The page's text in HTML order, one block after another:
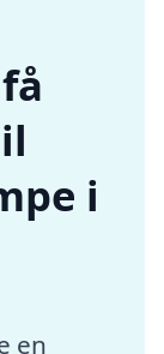
i
en